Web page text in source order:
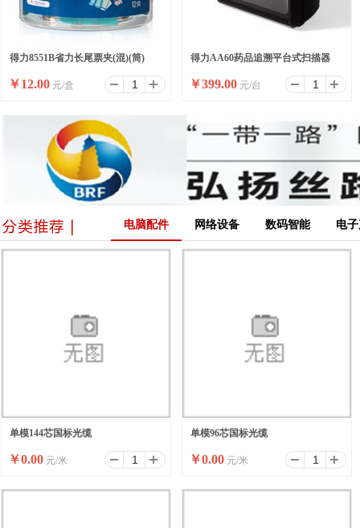
得力8551B省力长尾票夹(混)(筒)
￥12.00 元/盒
得力AA60药品追溯平台式扫描器
(黑)(台)
￥399.00 元/台
电脑配件 网络设备 数码智能 电
单模144芯国标光缆
￥0.00 元/米
单模96芯国标光缆
￥0.00 元/米